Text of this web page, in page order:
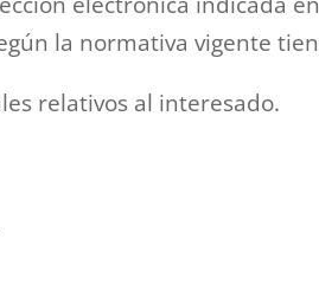
la normativa vigente
relativos al interesado.